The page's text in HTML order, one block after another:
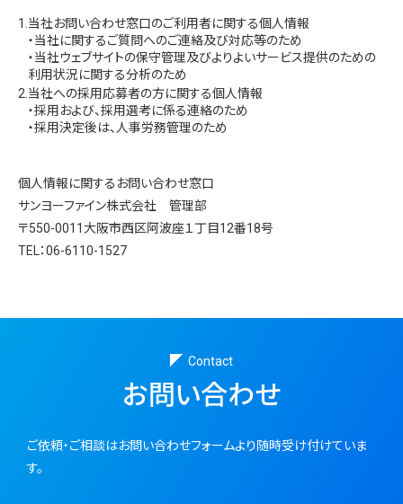
1. 当社お問い合わせ窓口のご利用者に関する個人情報
・当社に関するご質問へのご連絡及び対応等のため
・当社ウェブサイトの保守管理及びよりよいサービス提供のための
利用状況に関する分析のため
2. 当社への採用応募者の方に関する個人情報
・採用および、採用選考に係る連絡のため
・採用決定後は、人事労務管理のため
個人情報に関するお問い合わせ窓口
サンヨーファイン株式会社 管理部
〒550-0011大阪市西区阿波座１丁目12番18号
TEL：06-6110-1527
Contact
お問い合わせ
ご依頼・ご相談はお問い合わせフォームより随時受け付けていま
す。